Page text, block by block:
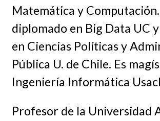
Matemática y
diplomado en Big Data UC
en Ciencias Políticas y
Pública U. de Chile. Es
Ingeniería Informática
Profesor de la Universidad